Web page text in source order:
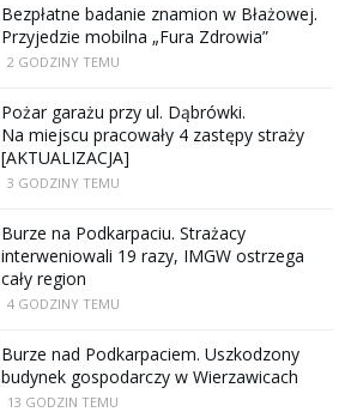
Bezpłatne badanie znamion w Błażowej.
Przyjedzie mobilna „Fura Zdrowia”
2 GODZINY TEMU
Pożar garażu przy ul. Dąbrówki.
Na miejscu pracowały 4 zastępy straży
[AKTUALIZACJA]
3 GODZINY TEMU
Burze na Podkarpaciu. Strażacy
interweniowali 19 razy, IMGW ostrzega
cały region
4 GODZINY TEMU
Burze nad Podkarpaciem. Uszkodzony
budynek gospodarczy w Wierzawicach
13 GODZIN TEMU